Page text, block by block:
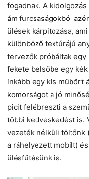
fogadnak. A
ám furcsaságokból
ülések kárpitozása,
különböző textúrájú
tervezők próbáltak egy
fekete belsőbe egy
inkább egy kis műbőrt
komorságot a jó
picit felébreszti a
többi kedveskedést is.
vezeték nélküli töltőnk
a ráhelyezett mobilt)
ülésfűtésünk is.